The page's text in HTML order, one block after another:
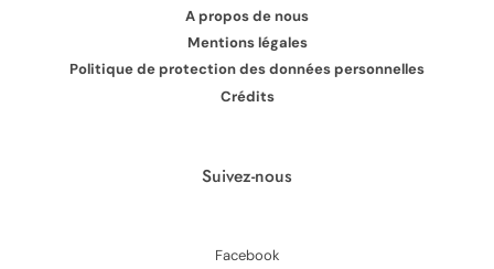
A propos de nous
Mentions légales
Politique de protection des données personnelles
Crédits
Suivez-nous
Facebook